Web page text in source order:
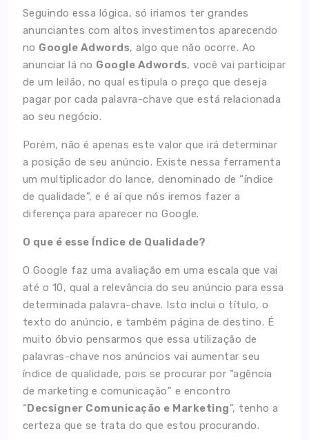
Home
Serviços
Cases
Blog
Contato
Seguindo essa lógica, só iriamos ter grandes
anunciantes com altos investimentos aparecendo
no Google Adwords, algo que não ocorre. Ao
anunciar lá no Google Adwords, você vai participar
de um leilão, no qual estipula o preço que deseja
pagar por cada palavra-chave que está relacionada
ao seu negócio.
Porém, não é apenas este valor que irá determinar
a posição de seu anúncio. Existe nessa ferramenta
um multiplicador do lance, denominado de “índice
de qualidade”, e é aí que nós iremos fazer a
diferença para aparecer no Google.
O que é esse Índice de Qualidade?
O Google faz uma avaliação em uma escala que vai
até o 10, qual a relevância do seu anúncio para essa
determinada palavra-chave. Isto inclui o título, o
texto do anúncio, e também página de destino. É
muito óbvio pensarmos que essa utilização de
palavras-chave nos anúncios vai aumentar seu
índice de qualidade, pois se procurar por “agência
de marketing e comunicação” e encontro
“Decsigner Comunicação e Marketing”, tenho a
certeza que se trata do que estou procurando.